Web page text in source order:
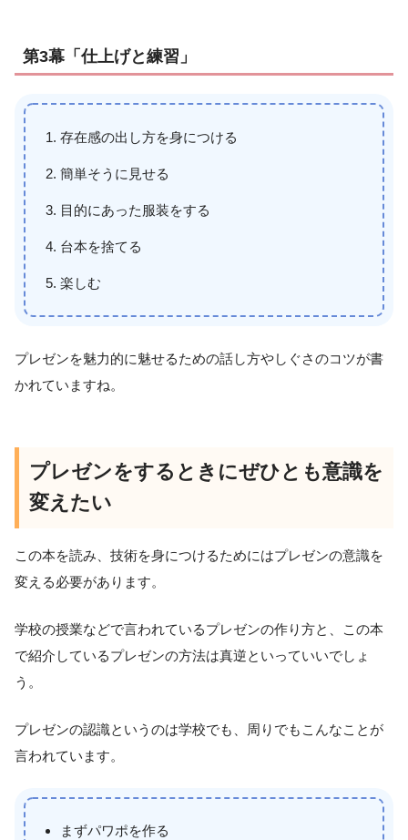
第3幕「仕上げと練習」
存在感の出し方を身につける
簡単そうに見せる
目的にあった服装をする
台本を捨てる
楽しむ
プレゼンを魅力的に魅せるための話し方やしぐさのコツが書
かれていますね。
プレゼンをするときにぜひとも意識を
変えたい
この本を読み、技術を身につけるためにはプレゼンの意識を
変える必要があります。
学校の授業などで言われているプレゼンの作り方と、この本
で紹介しているプレゼンの方法は真逆といっていいでしょ
う。
プレゼンの認識というのは学校でも、周りでもこんなことが
言われています。
まずパワポを作る